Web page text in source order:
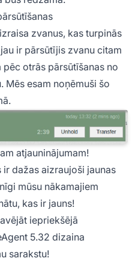
zvanus, kas turpinās
ir pārsūtījis zvanu citam
otrās pārsūtīšanas no
Mēs esam noņēmuši šo
atjauninājumam!
dažas aizraujoši jaunas
mūsu nākamajiem
kas ir jauns!
iepriekšējā
5.32 dizaina
sarakstu!